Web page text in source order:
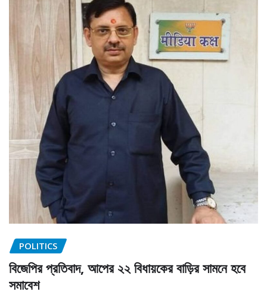
POLITICS
বিজেপির প্রতিবাদ, আপের ২২ বিধায়কের বাড়ির সামনে হবে
সমাবেশ